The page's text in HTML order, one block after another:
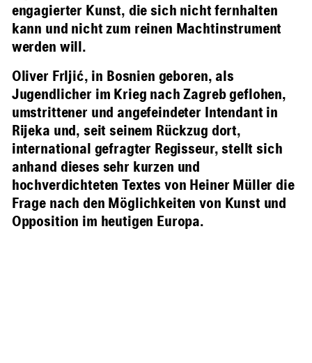
engagierter Kunst, die sich nicht fernhalten
kann und nicht zum reinen Machtinstrument
werden will.
Oliver Frljić, in Bosnien geboren, als
Jugendlicher im Krieg nach Zagreb geflohen,
umstrittener und angefeindeter Intendant in
Rijeka und, seit seinem Rückzug dort,
international gefragter Regisseur, stellt sich
anhand dieses sehr kurzen und
hochverdichteten Textes von Heiner Müller die
Frage nach den Möglichkeiten von Kunst und
Opposition im heutigen Europa.